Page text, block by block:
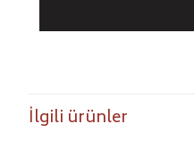
İlgili ürünler